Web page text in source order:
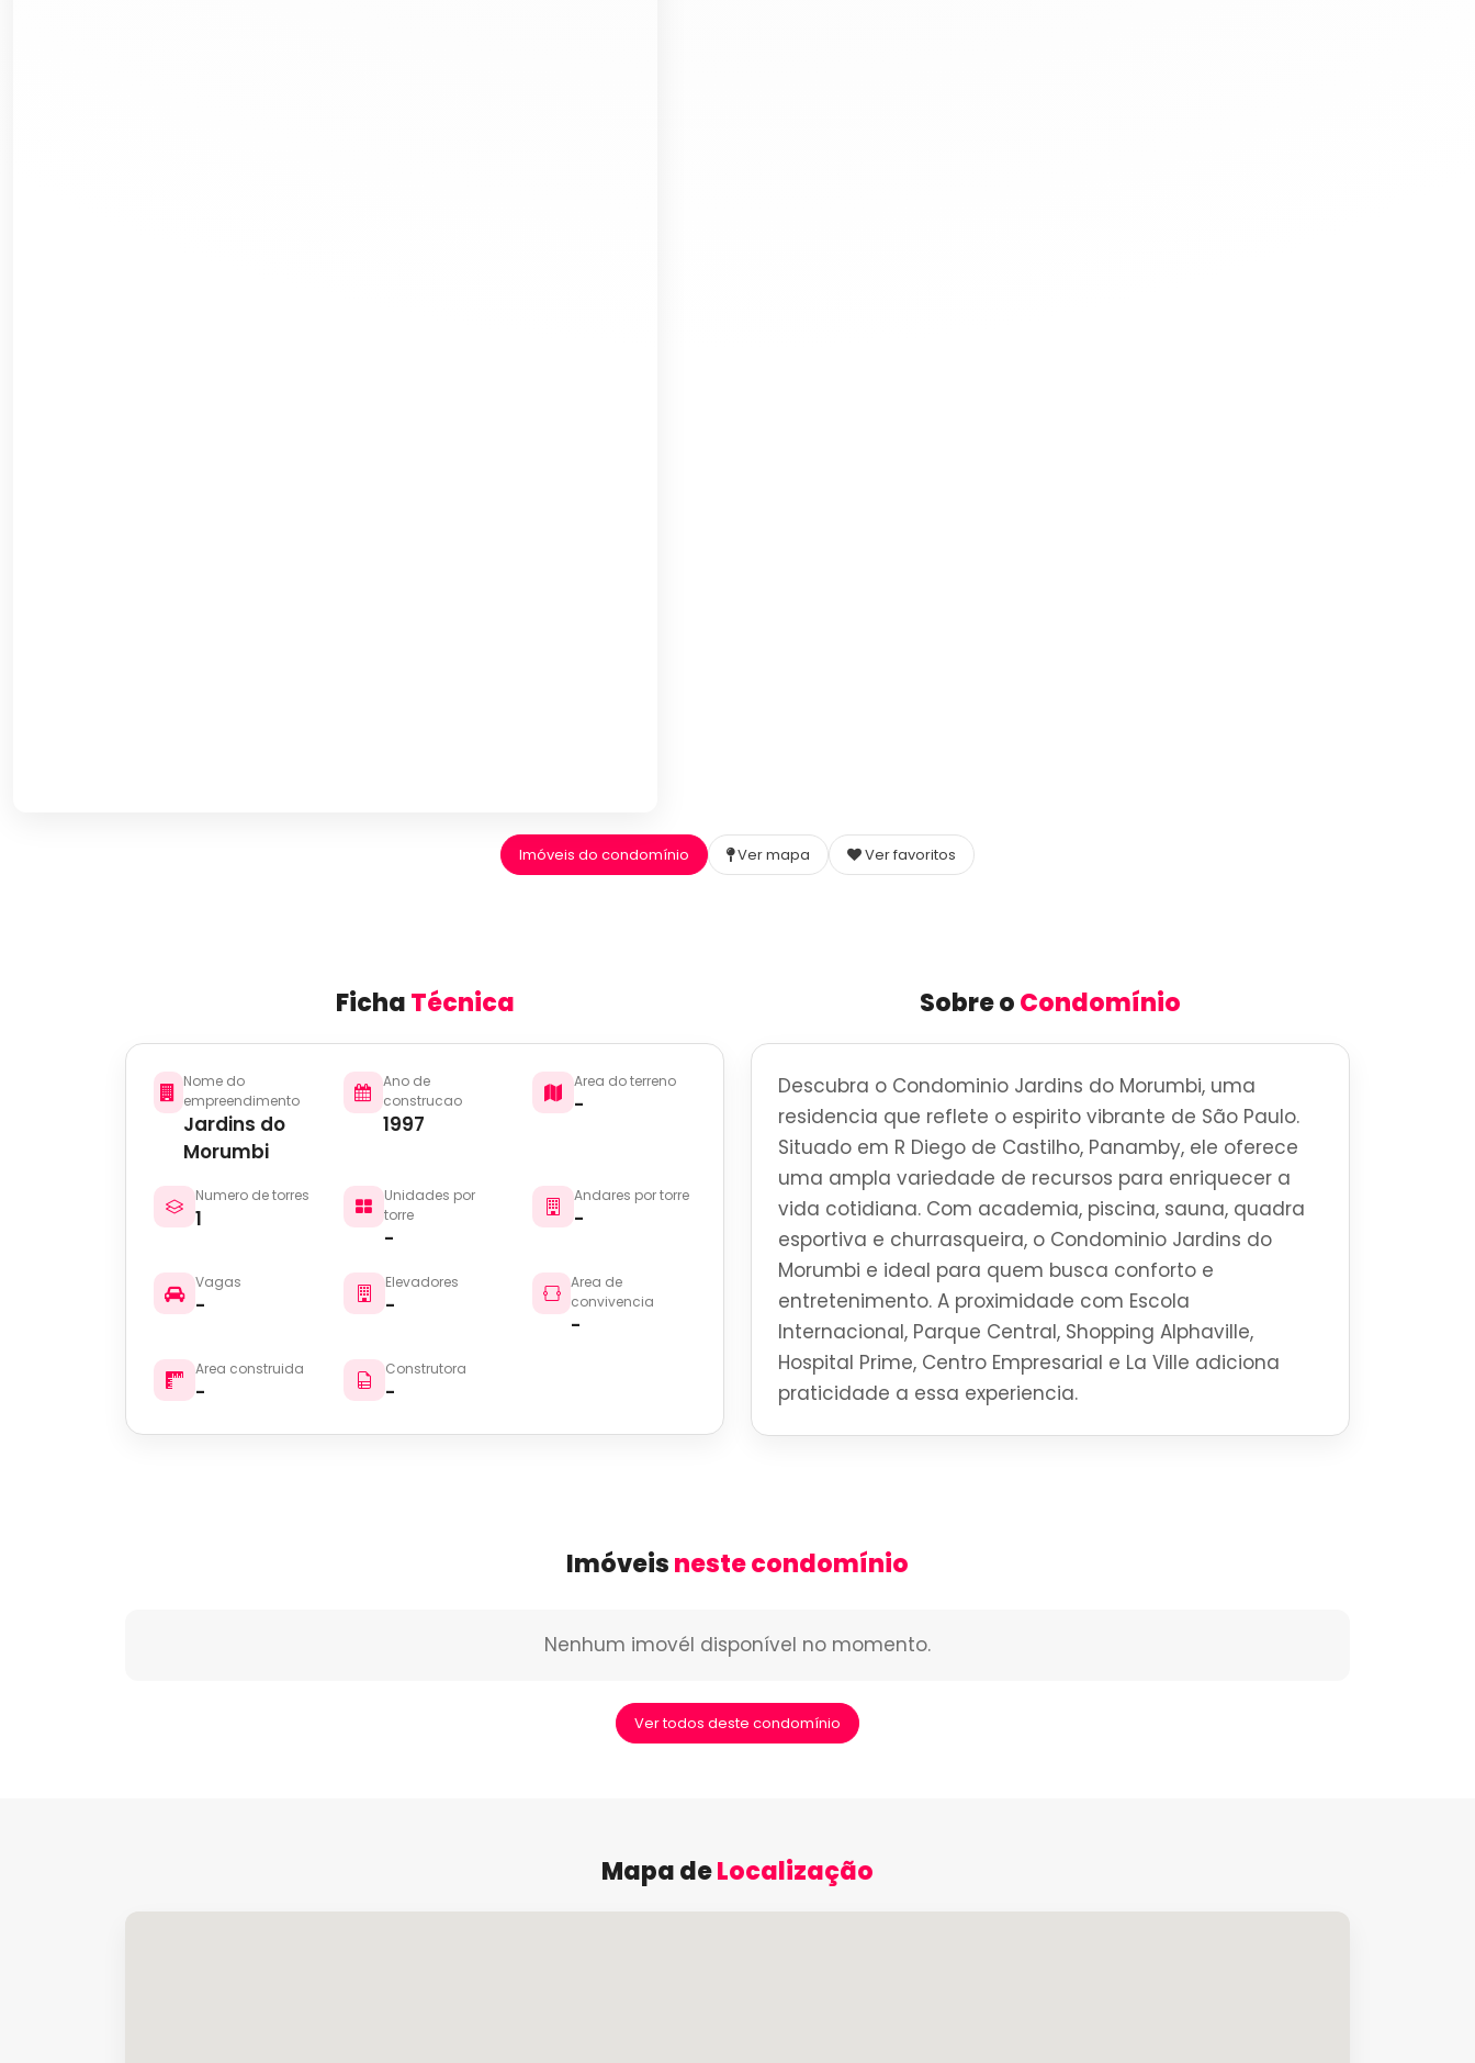
Imóveis do condomínio Ver mapa Ver favoritos
FichaTécnica
Nome do
empreendimento
Jardins do
Morumbi
Ano de
construcao
1997
Area do terreno
-
Numero de torres
1
Unidades por
torre
-
Andares por torre
-
Vagas
-
Elevadores
-
Area de
convivencia
-
Area construida
-
Construtora
-
Sobre oCondomínio
Descubra o Condominio Jardins do Morumbi, uma
residencia que reflete o espirito vibrante de São Paulo.
Situado em R Diego de Castilho, Panamby, ele oferece
uma ampla variedade de recursos para enriquecer a
vida cotidiana. Com academia, piscina, sauna, quadra
esportiva e churrasqueira, o Condominio Jardins do
Morumbi e ideal para quem busca conforto e
entretenimento. A proximidade com Escola
Internacional, Parque Central, Shopping Alphaville,
Hospital Prime, Centro Empresarial e La Ville adiciona
praticidade a essa experiencia.
Imóveisneste condomínio
Nenhum imovél disponível no momento.
Ver todos deste condomínio
Mapa deLocalização